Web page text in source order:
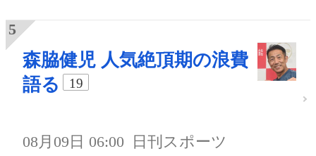
森脇健児 人気絶頂期の浪費
語る
19
08月09日 06:00 日刊スポーツ